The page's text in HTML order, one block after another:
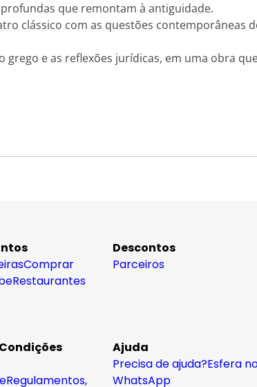
que remontam à antiguidade.
clássico com as questões contemporâneas
e as reflexões jurídicas, em uma obra
Comprar
Restaurantes
Descontos
Parceiros
Regulamentos,
Ajuda
Precisa de ajuda?Esfera
WhatsApp